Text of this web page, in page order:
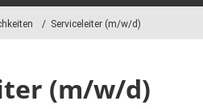
Volkswagen
Nutzfahrzeuge
Alle Aktionen
Service
/ Serviceleiter (m/w/d)
(m/w/d)